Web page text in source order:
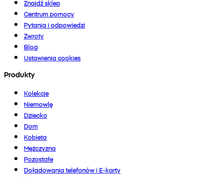
Znajdź sklep
Centrum pomocy
Pytania i odpowiedzi
Zwroty
Blog
Ustawienia cookies
Produkty
Kolekcje
Niemowlę
Dziecko
Dom
Kobieta
Mężczyzna
Pozostałe
Doładowania telefonów i E-karty